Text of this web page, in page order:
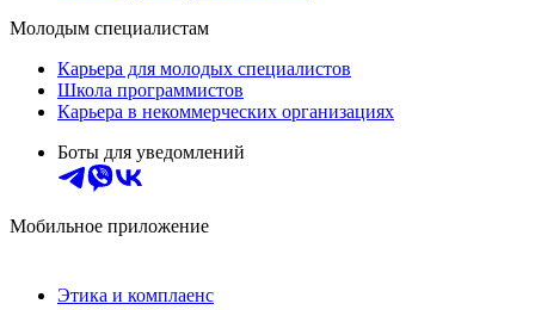
Молодым специалистам
Карьера для молодых специалистов
Школа программистов
Карьера в некоммерческих организациях
Боты для уведомлений
Мобильное приложение
Этика и комплаенс